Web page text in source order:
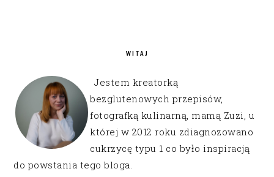
WITAJ
Jestem kreatorką
bezglutenowych przepisów,
fotografką kulinarną, mamą Zuzi, u
której w 2012 roku zdiagnozowano
cukrzycę typu 1 co było inspiracją
do powstania tego bloga.